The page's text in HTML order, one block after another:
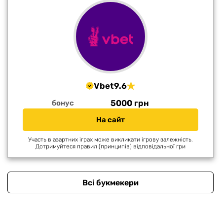
Vbet9.6
бонус 5000 грн
На сайт
Участь в азартних іграх може викликати ігрову залежність.
Дотримуйтеся правил (принципів) відповідальної гри
Всі букмекери